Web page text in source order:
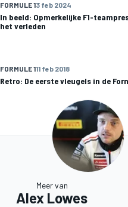
FORMULE 13 feb 2024
In beeld: Opmerkelijke F1-
het verleden
FORMULE 111 feb 2018
Retro: De eerste vleugels in de
Meer van
Alex Lowes